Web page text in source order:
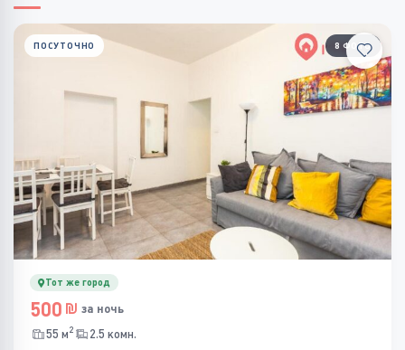
8 ФОТО
ПОСУТОЧНО
Тот же город
500
за ночь
55 м2 2.5 комн.